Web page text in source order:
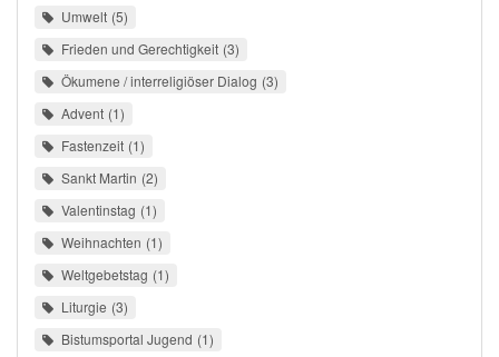
Umwelt 5
Frieden und Gerechtigkeit 3
Ökumene / interreligiöser Dialog 3
Advent 1
Fastenzeit 1
Sankt Martin 2
Valentinstag 1
Weihnachten 1
Weltgebetstag 1
Liturgie 3
Bistumsportal Jugend 1